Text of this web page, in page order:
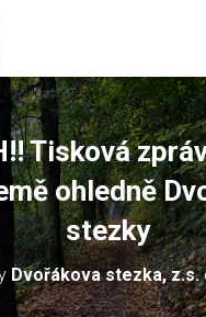
Tisková
ohledně
stezky
Dvořákova stezka, z.s.